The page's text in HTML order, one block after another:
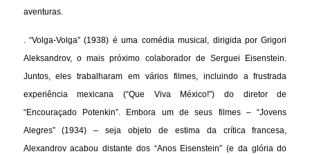
aventuras.
. “Volga-Volga” (1938) é uma comédia musical, dirigida por Grigori
Aleksandrov, o mais próximo colaborador de Serguei Eisenstein.
Juntos, eles trabalharam em vários filmes, incluindo a frustrada
experiência mexicana (“Que Viva México!”) do diretor de
“Encouraçado Potenkin”. Embora um de seus filmes – “Jovens
Alegres” (1934) – seja objeto de estima da crítica francesa,
Alexandrov acabou distante dos “Anos Eisenstein” (e da glória do